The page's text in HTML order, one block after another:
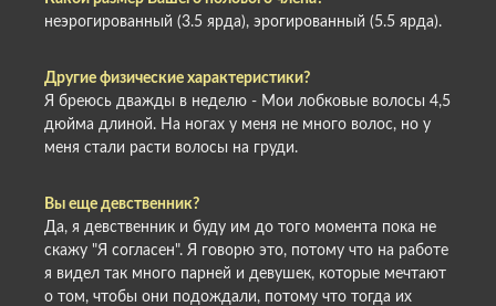
неэрогированный (3.5 ярда), эрогированный (5.5 ярда).
Другие физические характеристики?
Я бреюсь дважды в неделю - Мои лобковые волосы 4,5
дюйма длиной. На ногах у меня не много волос, но у
меня стали расти волосы на груди.
Вы еще девственник?
Да, я девственник и буду им до того момента пока не
скажу "Я согласен". Я говорю это, потому что на работе
я видел так много парней и девушек, которые мечтают
о том, чтобы они подождали, потому что тогда их